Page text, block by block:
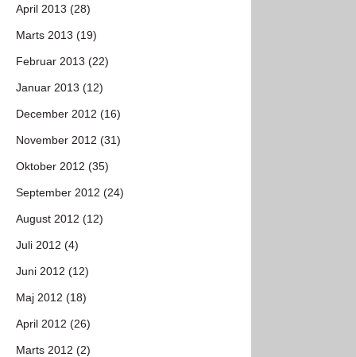
April 2013 (28)
Marts 2013 (19)
Februar 2013 (22)
Januar 2013 (12)
December 2012 (16)
November 2012 (31)
Oktober 2012 (35)
September 2012 (24)
August 2012 (12)
Juli 2012 (4)
Juni 2012 (12)
Maj 2012 (18)
April 2012 (26)
Marts 2012 (2)